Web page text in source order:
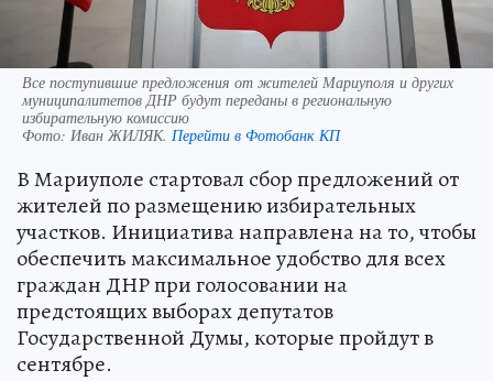
Все поступившие предложения от жителей Мариуполя и других
муниципалитетов ДНР будут переданы в региональную
избирательную комиссию
Фото: Иван ЖИЛЯК. Перейти в Фотобанк КП
В Мариуполе стартовал сбор предложений от
жителей по размещению избирательных
участков. Инициатива направлена на то, чтобы
обеспечить максимальное удобство для всех
граждан ДНР при голосовании на
предстоящих выборах депутатов
Государственной Думы, которые пройдут в
сентябре.